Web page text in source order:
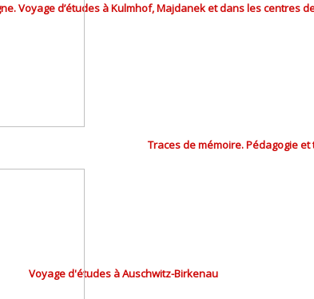
Traces de mémoire. Pédagogie
Voyage d’études à Kulmhof, Majdanek et dans les centres
Voyage d'études à Auschwitz-Birkenau